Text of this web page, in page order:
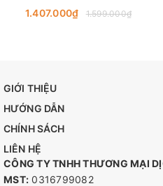
Băng Thông AX3000
1.407.000₫ 1.599.000₫
GIỚI THIỆU
HƯỚNG DẪN
CHÍNH SÁCH
LIÊN HỆ
CÔNG TY TNHH THƯƠNG MẠI
MST: 0316799082